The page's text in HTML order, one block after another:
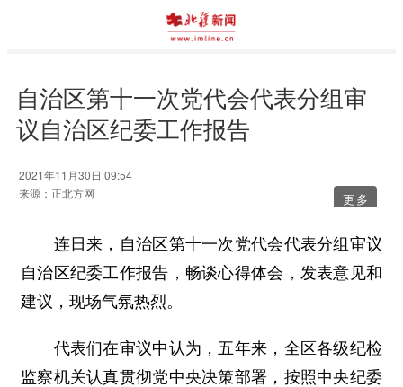
自治区第十一次党代会代表分组审
议自治区纪委工作报告
2021年11月30日 09:54
来源：正北方网
更多
连日来，自治区第十一次党代会代表分组审议
自治区纪委工作报告，畅谈心得体会，发表意见和
建议，现场气氛热烈。
代表们在审议中认为，五年来，全区各级纪检
监察机关认真贯彻党中央决策部署，按照中央纪委